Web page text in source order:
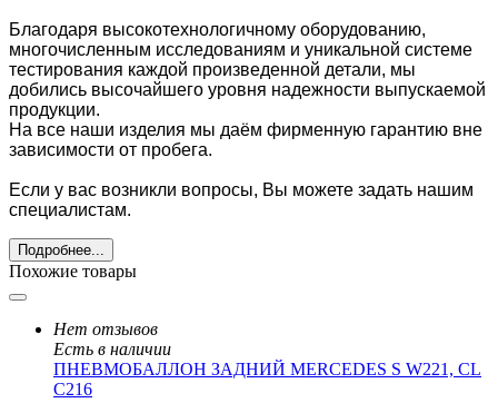
Благодаря высокотехнологичному оборудованию,
многочисленным исследованиям и уникальной системе
тестирования каждой произведенной детали, мы
добились высочайшего уровня надежности выпускаемой
продукции.
На все наши изделия мы даём фирменную гарантию вне
зависимости от пробега.
Если у вас возникли вопросы, Вы можете задать нашим
специалистам.
Подробнее...
Похожие товары
Нет отзывов
Есть в наличии
ПНЕВМОБАЛЛОН ЗАДНИЙ MERCEDES S W221, CL
C216